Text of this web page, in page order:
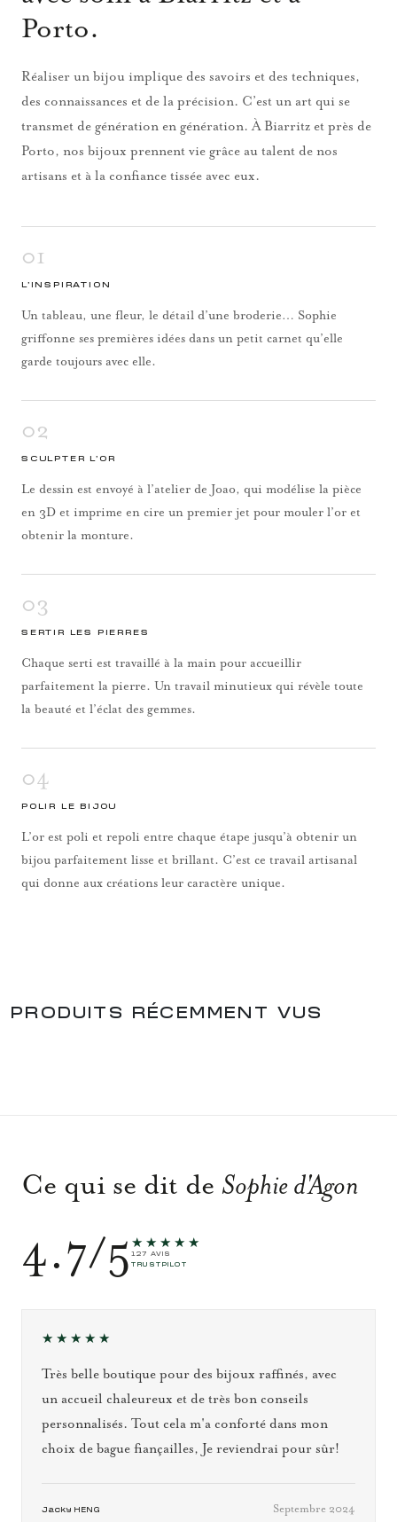
Porto.
Réaliser un bijou implique des savoirs et des techniques,
des connaissances et de la précision. C’est un art qui se
transmet de génération en génération. À Biarritz et près de
Porto, nos bijoux prennent vie grâce au talent de nos
artisans et à la confiance tissée avec eux.
01
L’INSPIRATION
Un tableau, une fleur, le détail d’une broderie… Sophie
griffonne ses premières idées dans un petit carnet qu’elle
garde toujours avec elle.
02
SCULPTER L’OR
Le dessin est envoyé à l’atelier de Joao, qui modélise la pièce
en 3D et imprime en cire un premier jet pour mouler l’or et
obtenir la monture.
03
SERTIR LES PIERRES
Chaque serti est travaillé à la main pour accueillir
parfaitement la pierre. Un travail minutieux qui révèle toute
la beauté et l’éclat des gemmes.
04
POLIR LE BIJOU
L’or est poli et repoli entre chaque étape jusqu’à obtenir un
bijou parfaitement lisse et brillant. C’est ce travail artisanal
qui donne aux créations leur caractère unique.
PRODUITS RÉCEMMENT VUS
Ce qui se dit de Sophie d'Agon
4.7/5 ★★★★★
127 AVIS
TRUSTPILOT
★★★★★
Très belle boutique pour des bijoux raffinés, avec
un accueil chaleureux et de très bon conseils
personnalisés. Tout cela m'a conforté dans mon
choix de bague fiançailles, Je reviendrai pour sûr!
Jacky HENG Septembre 2024